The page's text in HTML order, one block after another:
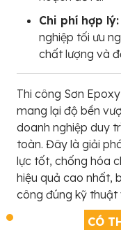
Chi phí hợp lý:
nghiệp tối ưu
chất lượng và
Thi công Sơn
mang lại độ bền
doanh nghiệp duy
toàn. Đây là giải
lực tốt, chống hóa
hiệu quả cao nhất,
công đúng kỹ thuật
CÓ